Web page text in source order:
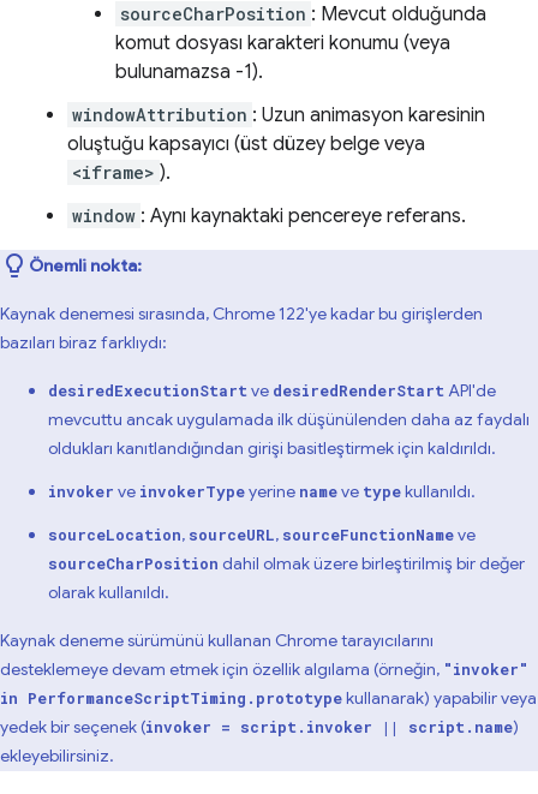
sourceCharPosition : Mevcut olduğunda
komut dosyası karakteri konumu (veya
bulunamazsa -1).
windowAttribution : Uzun animasyon karesinin
oluştuğu kapsayıcı (üst düzey belge veya
<iframe> ).
window : Aynı kaynaktaki pencereye referans.
Önemli nokta:
Kaynak denemesi sırasında, Chrome 122'ye kadar bu girişlerden
bazıları biraz farklıydı:
desiredExecutionStart ve desiredRenderStart API'de
mevcuttu ancak uygulamada ilk düşünülenden daha az faydalı
oldukları kanıtlandığından girişi basitleştirmek için kaldırıldı.
invoker ve invokerTypeyerine nameve typekullanıldı.
sourceLocation, sourceURL, sourceFunctionNameve
sourceCharPosition dahil olmak üzere birleştirilmiş bir değer
olarak kullanıldı.
Kaynak deneme sürümünü kullanan Chrome tarayıcılarını
desteklemeye devam etmek için özellik algılama (örneğin, "invoker"
in PerformanceScriptTiming.prototypekullanarak) yapabilir veya
yedek bir seçenek (invoker = script.invoker || script.name)
ekleyebilirsiniz.